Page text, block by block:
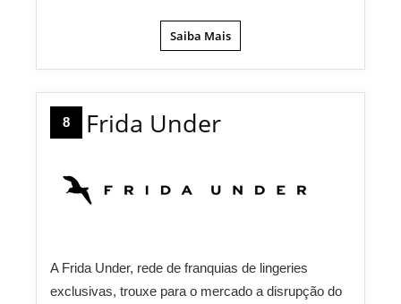
Saiba Mais
8 Frida Under
A Frida Under, rede de franquias de lingeries
exclusivas, trouxe para o mercado a disrupção do